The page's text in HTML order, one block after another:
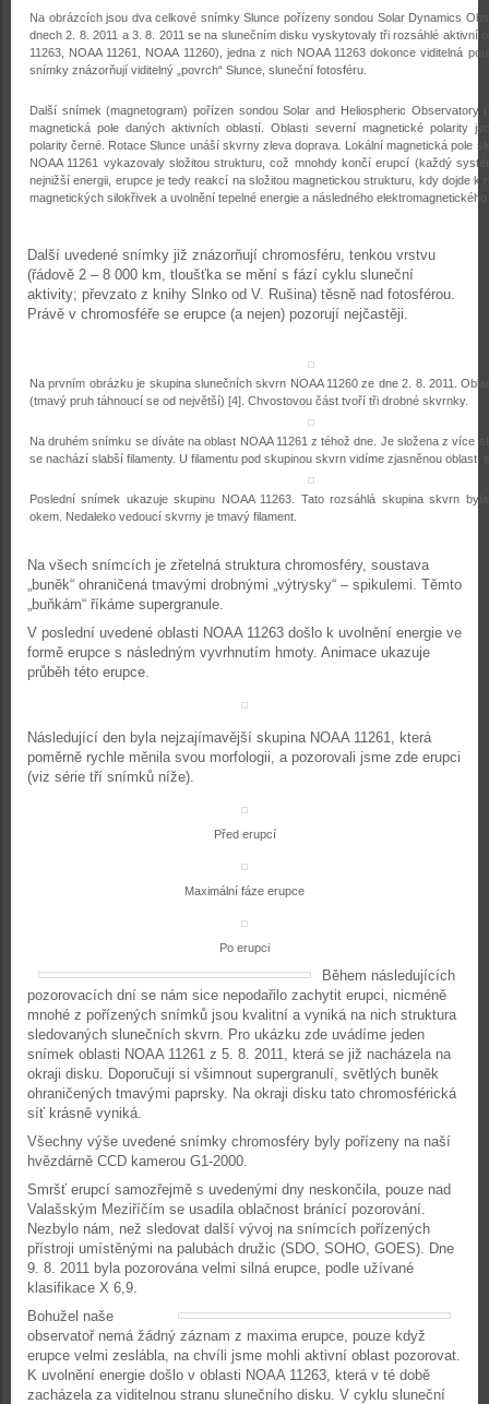
Na obrázcích jsou dva celkové snímky Slunce pořízeny sondou Solar Dynamics
dnech 2. 8. 2011 a 3. 8. 2011 se na slunečním disku vyskytovaly tři rozsáhlé aktivní
11263, NOAA 11261, NOAA 11260), jedna z nich NOAA 11263 dokonce viditelná
snímky znázorňují viditelný „povrch“ Slunce, sluneční fotosféru.
Další snímek (magnetogram) pořízen sondou Solar and Heliospheric Observatory
magnetická pole daných aktivních oblastí. Oblasti severní magnetické polarity
polarity černé. Rotace Slunce unáší skvrny zleva doprava. Lokální magnetická pole
NOAA 11261 vykazovaly složitou strukturu, což mnohdy končí erupcí (každý
nejnižší energii, erupce je tedy reakcí na složitou magnetickou strukturu, kdy dojde k
magnetických silokřivek a uvolnění tepelné energie a následného
Další uvedené snímky již znázorňují chromosféru, tenkou vrstvu
(řádově 2 – 8 000 km, tloušťka se mění s fází cyklu sluneční
aktivity; převzato z knihy Slnko od V. Rušina) těsně nad fotosférou.
Právě v chromosféře se erupce (a nejen) pozorují nejčastěji.
Na prvním obrázku je skupina slunečních skvrn NOAA 11260 ze dne 2. 8. 2011.
(tmavý pruh táhnoucí se od největší) [4] . Chvostovou část tvoří tři drobné skvrnky.
Na druhém snímku se díváte na oblast NOAA 11261 z téhož dne. Je složena z více
se nachází slabší filamenty. U filamentu pod skupinou skvrn vidíme zjasněnou oblast,
Poslední snímek ukazuje skupinu NOAA 11263. Tato rozsáhlá skupina skvrn
okem. Nedaleko vedoucí skvrny je tmavý filament.
Na všech snímcích je zřetelná struktura chromosféry, soustava
„buněk“ ohraničená tmavými drobnými „výtrysky“ – spikulemi. Těmto
„buňkám“ říkáme supergranule.
V poslední uvedené oblasti NOAA 11263 došlo k uvolnění energie ve
formě erupce s následným vyvrhnutím hmoty. Animace ukazuje
průběh této erupce.
Následující den byla nejzajímavější skupina NOAA 11261, která
poměrně rychle měnila svou morfologii, a pozorovali jsme zde erupci
(viz série tří snímků níže).
Před erupcí
Maximální fáze erupce
Po erupci
Během následujících
pozorovacích dní se nám sice nepodařilo zachytit erupci, nicméně
mnohé z pořízených snímků jsou kvalitní a vyniká na nich struktura
sledovaných slunečních skvrn. Pro ukázku zde uvádíme jeden
snímek oblasti NOAA 11261 z 5. 8. 2011, která se již nacházela na
okraji disku. Doporučuji si všimnout supergranulí, světlých buněk
ohraničených tmavými paprsky. Na okraji disku tato chromosférická
síť krásně vyniká.
Všechny výše uvedené snímky chromosféry byly pořízeny na naší
hvězdárně CCD kamerou G1-2000.
Smršť erupcí samozřejmě s uvedenými dny neskončila, pouze nad
Valašským Meziříčím se usadila oblačnost bránící pozorování.
Nezbylo nám, než sledovat další vývoj na snímcích pořízených
přístroji umístěnými na palubách družic (SDO, SOHO, GOES). Dne
9. 8. 2011 byla pozorována velmi silná erupce, podle užívané
klasifikace X 6,9.
Bohužel naše
observatoř nemá žádný záznam z maxima erupce, pouze když
erupce velmi zeslábla, na chvíli jsme mohli aktivní oblast pozorovat.
K uvolnění energie došlo v oblasti NOAA 11263, která v té době
zacházela za viditelnou stranu slunečního disku. V cyklu sluneční